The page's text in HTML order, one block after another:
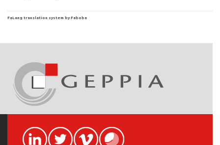
FaLang translation system by Faboba